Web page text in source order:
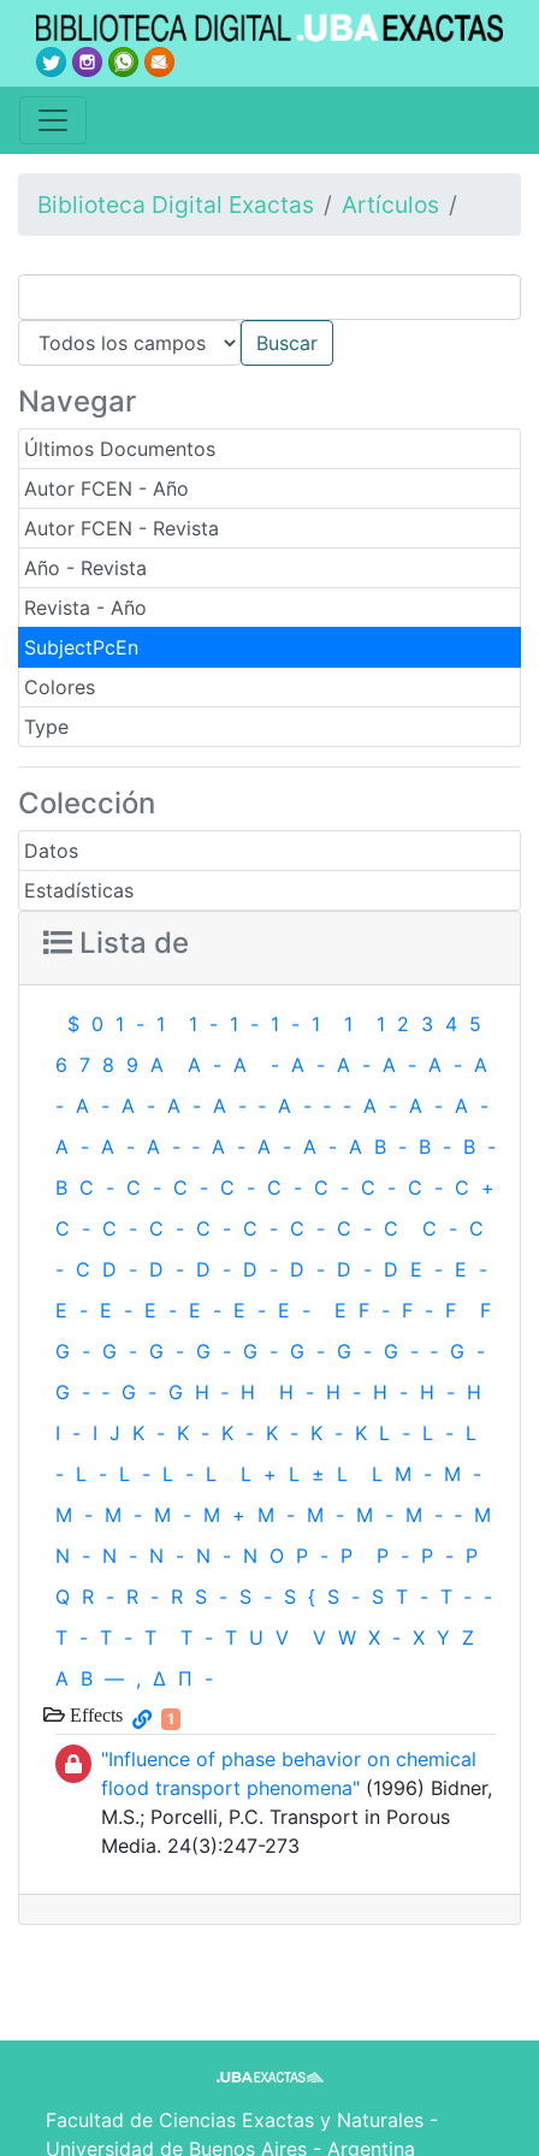
Biblioteca Digital Exactas Artículos
Navegar
Últimos Documentos
Autor FCEN - Año
Autor FCEN - Revista
Año - Revista
Revista - Año
SubjectPcEn
Colores
Type
Colección
Datos
Estadísticas
Lista de
$ 0 1 - 1 1 - 1 - 1 - 1 1 1 2 3 4 5
6 7 8 9 A A - A - A - A - A - A - A
- A - A - A - A - ‐ A - ‐ - A - A - A -
A - A - A - ‐ A - A - A - A B - B - B -
B C - C - C - C - C - C - C - C - C +
C - C - C - C - C - C - C - C C - C
- C D - D - D - D - D - D - D E - E -
E - E - E - E - E - E - E F - F - F
F
G - G - G - G - G - G - G - G - ‐ G -
G - ‐ G - G H ‐ H H - H - H - H - H
I - I J K - K - K - K - K - K L - L - L
- L - L - L - L L + L ± L L M - M -
M - M - M - M + M - M - M - M - ‐ M
N - N - N - N - N O P - P P - P - P
Q R - R - R S - S - S { S - S T - T ‐ -
T - T - T T - T U V V W X - X Y Z
Α Β — , Δ Π -
Effects 1
"Influence of phase behavior on chemical
flood transport phenomena" (1996) Bidner,
M.S.; Porcelli, P.C. Transport in Porous
Media. 24(3):247-273
Facultad de Ciencias Exactas y Naturales -
Universidad de Buenos Aires - Argentina